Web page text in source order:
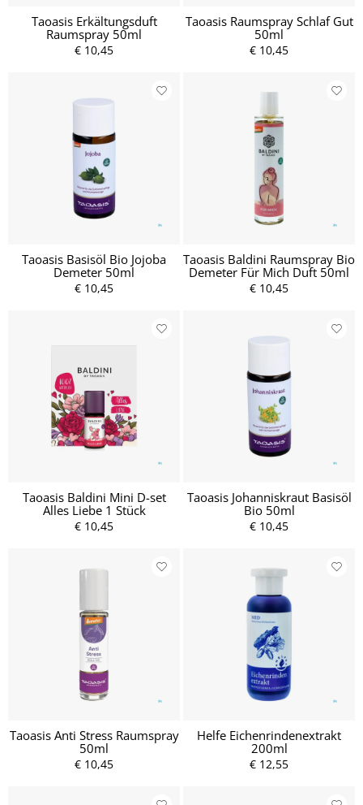
Taoasis Erkältungsduft
Raumspray 50ml
€ 10,45
Taoasis Raumspray Schlaf Gut
50ml
€ 10,45
Taoasis Basisöl Bio Jojoba
Demeter 50ml
€ 10,45
Taoasis Baldini Raumspray Bio
Demeter Für Mich Duft 50ml
€ 10,45
Taoasis Baldini Mini D-set
Alles Liebe 1 Stück
€ 10,45
Taoasis Johanniskraut Basisöl
Bio 50ml
€ 10,45
Taoasis Anti Stress Raumspray
50ml
€ 10,45
Helfe Eichenrindenextrakt
200ml
€ 12,55